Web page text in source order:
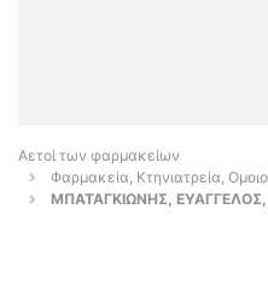
Αετοί των φαρμακείων
Φαρμακεία, Κτηνιατρεία,
ΜΠΑΤΑΓΚΙΩΝΗΣ, ΕΥΑΓΓΕΛΟΣ,